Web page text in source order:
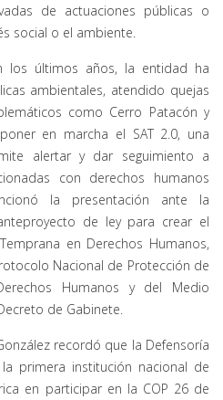
de actuaciones públicas o
social o el ambiente.
los últimos años, la entidad ha
ambientales, atendido quejas
como Cerro Patacón y
en marcha el SAT 2.0, una
alertar y dar seguimiento a
con derechos humanos
la presentación ante la
de ley para crear el
en Derechos Humanos,
Nacional de Protección de
Humanos y del Medio
de Gabinete.
recordó que la Defensoría
primera institución nacional de
en participar en la COP 26 de